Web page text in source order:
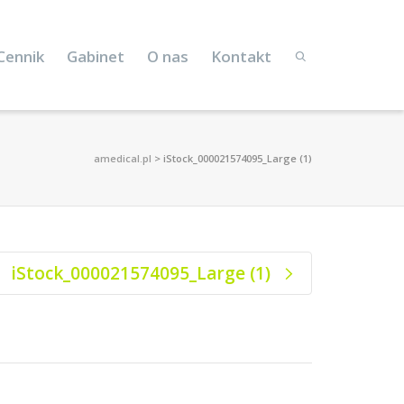
Gabinet O nas Kontakt
amedical.pl > iStock_000021574095_Large (1)
iStock_000021574095_Large (1)